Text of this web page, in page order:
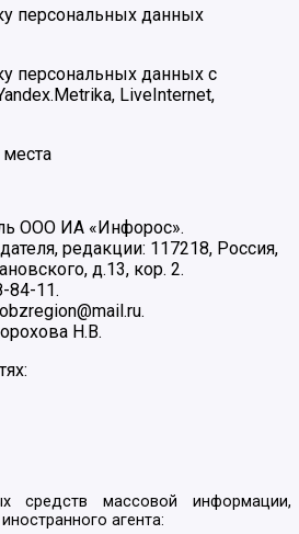
персональных данных
персональных данных с
LiveInternet,
ООО ИА «Инфорос».
редакции: 117218, Россия,
д.13, кор. 2.
84-11.
Н.В.
средств массовой информации,
агента: